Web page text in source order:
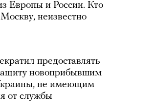
Европы и России. Кто
неизвестно
предоставлять
новоприбывшим
не имеющим
от службы